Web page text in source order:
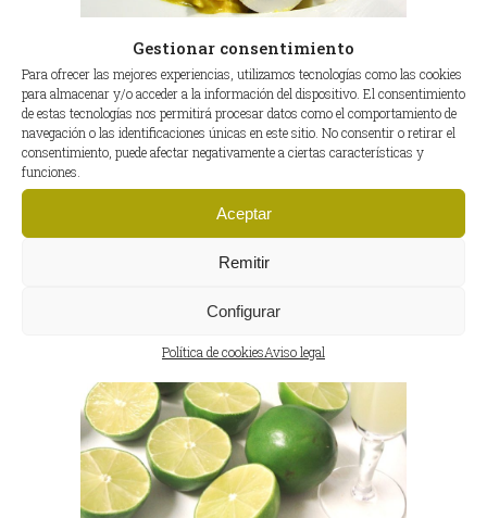
Gestionar consentimiento
Para ofrecer las mejores experiencias, utilizamos tecnologías como las cookies
para almacenar y/o acceder a la información del dispositivo. El consentimiento
de estas tecnologías nos permitirá procesar datos como el comportamiento de
navegación o las identificaciones únicas en este sitio. No consentir o retirar el
consentimiento, puede afectar negativamente a ciertas características y
funciones.
Aceptar
Remitir
Configurar
Política de cookiesAviso legal